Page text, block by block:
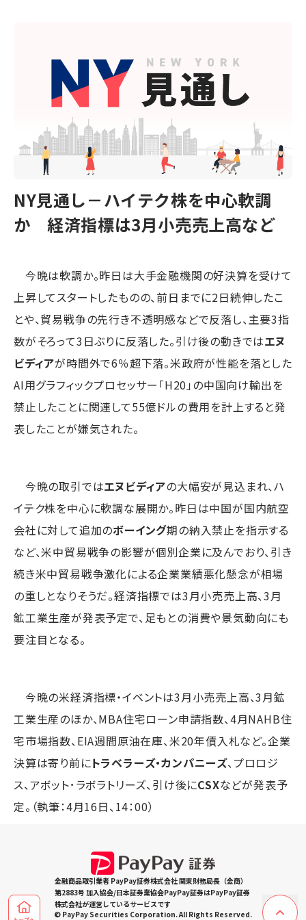
NY見通し－ハイテク株を中心軟調
か 経済指標は3月小売売上高など
今晩は軟調か。昨日は大手金融機関の好決算を受けて
上昇してスタートしたものの、前日までに2日続伸したこ
とや、貿易戦争の先行き不透明感などで反落し、主要3指
数がそろって3日ぶりに反落した。引け後の動きではエヌ
ビディアが時間外で6％超下落。米政府が性能を落とした
AI用グラフィックプロセッサー「H20」の中国向け輸出を
禁止したことに関連して55億ドルの費用を計上すると発
表したことが嫌気された。
今晩の取引ではエヌビディアの大幅安が見込まれ、ハ
イテク株を中心に軟調な展開か。昨日は中国が国内航空
会社に対して追加のボーイング期の納入禁止を指示する
など、米中貿易戦争の影響が個別企業に及んでおり、引き
続き米中貿易戦争激化による企業業績悪化懸念が相場
の重しとなりそうだ。経済指標では3月小売売上高、3月
鉱工業生産が発表予定で、足もとの消費や景気動向にも
要注目となる。
今晩の米経済指標・イベントは3月小売売上高、3月鉱
工業生産のほか、MBA住宅ローン申請指数、4月NAHB住
宅市場指数、EIA週間原油在庫、米20年債入札など。企業
決算は寄り前にトラベラーズ・カンパニーズ、プロロジ
ス、アボット･ラボラトリーズ、引け後にCSXなどが発表予
定。（執筆：4月16日、14：00）
金融商品取引業者 PayPay証券株式会社 関東財務局長（金商）
第2883号 加入協会/日本証券業協会PayPay証券はPayPay証券
株式会社が運営しているサービスです
© PayPay Securities Corporation. All Rights Reserved.